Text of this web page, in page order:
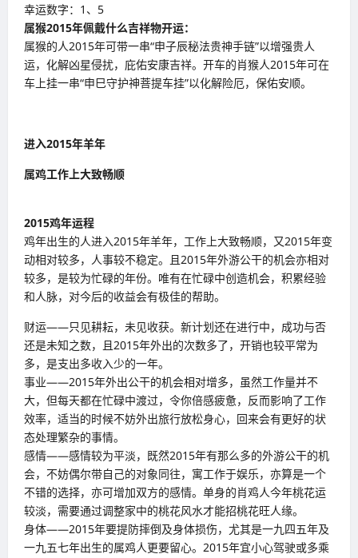
幸运数字：1、5
属猴2015年佩戴什么吉祥物开运：
属猴的人2015年可带一串“申子辰秘法贵神手链”以增强贵人
运，化解凶星侵扰，庇佑安康吉祥。开车的肖猴人2015年可在
车上挂一串“申巳守护神菩提车挂”以化解险厄，保佑安顺。
进入2015年羊年
属鸡工作上大致畅顺
2015鸡年运程
鸡年出生的人进入2015年羊年，工作上大致畅顺，又2015年变
动相对较多，人事较不稳定。且2015年外游公干的机会亦相对
较多，是较为忙碌的年份。唯有在忙碌中创造机会，积累经验
和人脉，对今后的收益会有极佳的帮助。
财运——只见耕耘，未见收获。新计划还在进行中，成功与否
还是未知之数，且2015年外出的次数多了，开销也较平常为
多，是支出多收入少的一年。
事业——2015年外出公干的机会相对增多，虽然工作量并不
大，但每天都在忙碌中渡过，令你倍感疲惫，反而影响了工作
效率，适当的时候不妨外出旅行放松身心，回来会有更好的状
态处理繁杂的事情。
感情——感情较为平淡，既然2015年有那么多的外游公干的机
会，不妨偶尔带自己的对象同往，寓工作于娱乐，亦算是一个
不错的选择，亦可增加双方的感情。单身的肖鸡人今年桃花运
较淡，需要通过调整家中的桃花风水才能招桃花旺人缘。
身体——2015年要提防摔倒及身体损伤，尤其是一九四五年及
一九五七年出生的属鸡人更要留心。2015年宜小心驾驶或多乘